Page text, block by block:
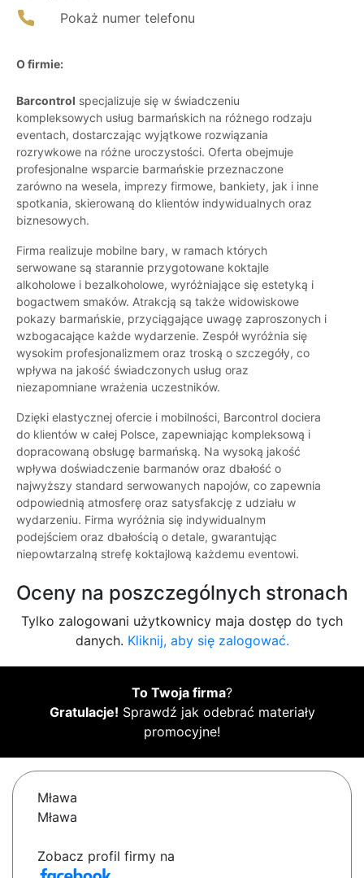
Pokaż numer telefonu
O firmie:
Barcontrol specjalizuje się w świadczeniu
kompleksowych usług barmańskich na różnego rodzaju
eventach, dostarczając wyjątkowe rozwiązania
rozrywkowe na różne uroczystości. Oferta obejmuje
profesjonalne wsparcie barmańskie przeznaczone
zarówno na wesela, imprezy firmowe, bankiety, jak i inne
spotkania, skierowaną do klientów indywidualnych oraz
biznesowych.
Firma realizuje mobilne bary, w ramach których
serwowane są starannie przygotowane koktajle
alkoholowe i bezalkoholowe, wyróżniające się estetyką i
bogactwem smaków. Atrakcją są także widowiskowe
pokazy barmańskie, przyciągające uwagę zaproszonych i
wzbogacające każde wydarzenie. Zespół wyróżnia się
wysokim profesjonalizmem oraz troską o szczegóły, co
wpływa na jakość świadczonych usług oraz
niezapomniane wrażenia uczestników.
Dzięki elastycznej ofercie i mobilności, Barcontrol dociera
do klientów w całej Polsce, zapewniając kompleksową i
dopracowaną obsługę barmańską. Na wysoką jakość
wpływa doświadczenie barmanów oraz dbałość o
najwyższy standard serwowanych napojów, co zapewnia
odpowiednią atmosferę oraz satysfakcję z udziału w
wydarzeniu. Firma wyróżnia się indywidualnym
podejściem oraz dbałością o detale, gwarantując
niepowtarzalną strefę koktajlową każdemu eventowi.
Oceny na poszczególnych stronach
Tylko zalogowani użytkownicy maja dostęp do tych
danych. Kliknij, aby się zalogować.
To Twoja firma?
Gratulacje! Sprawdź jak odebrać materiały
promocyjne!
Mława
Mława
Zobacz profil firmy na